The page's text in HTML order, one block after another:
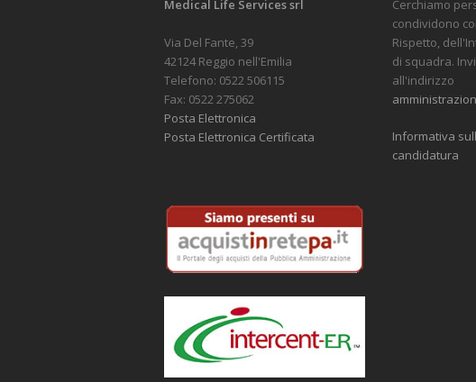
Medical Life Services srl
Via Del Fante, 39
42124 Reggio nell'Emilia
Telefono: 0522 506115
Fax: 0522 275062
Posta Elettronica
Posta Elettronica Certificata
Cerchiamo
condividono
Rispetto,
di squadra.
all'indirizzo
Informativa
candidatura